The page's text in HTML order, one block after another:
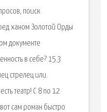
поиск
ханом Золотой Орды
документе
в себе? 15.3
стрелец или.
театр! С 8 по 12
сам роман быстро